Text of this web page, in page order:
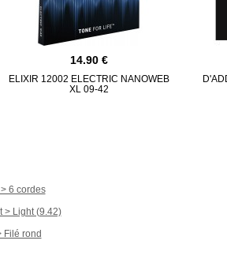
14.90
ELIXIR 12002 ELECTRIC NANOWEB
XL 09-42
6 cordes
> Light (9.42)
Filé rond